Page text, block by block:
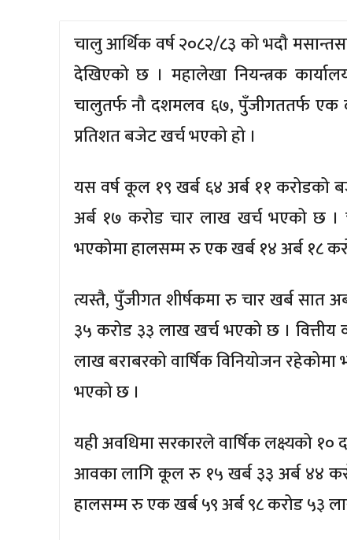
चालु आर्थिक वर्ष २०८२/८३ को भदौ
देखिएको छ । महालेखा नियन्त्रक
चालुतर्फ नौ दशमलव ६७, पुँजीगततर्फ एक
प्रतिशत बजेट खर्च भएको हो ।
यस वर्ष कूल १९ खर्ब ६४ अर्ब ११ करोडको
अर्ब १७ करोड चार लाख खर्च भएको छ ।
भएकोमा हालसम्म रु एक खर्ब १४ अर्ब १८
त्यस्तै, पुँजीगत शीर्षकमा रु चार खर्ब सात
३५ करोड ३३ लाख खर्च भएको छ । वित्तीय
लाख बराबरको वार्षिक विनियोजन
भएको छ ।
यही अवधिमा सरकारले वार्षिक लक्ष्यको
आवका लागि कूल रु १५ खर्ब ३३ अर्ब ४४
हालसम्म रु एक खर्ब ५९ अर्ब ९८ करोड ५३